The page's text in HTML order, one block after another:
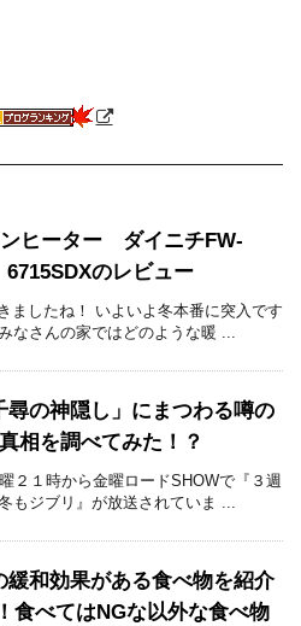
ヒーター ダイニチFW-
6715SDXのレビュー
ましたね！ いよいよ冬本番に突入です
なさんの家ではどのような暖 ...
尋の神隠し」にまつわる噂の
真相を調べてみた！？
２１時から金曜ロードSHOWで『３週
もジブリ』が放送されていま ...
緩和効果がある食べ物を紹介
食べてはNGな以外な食べ物